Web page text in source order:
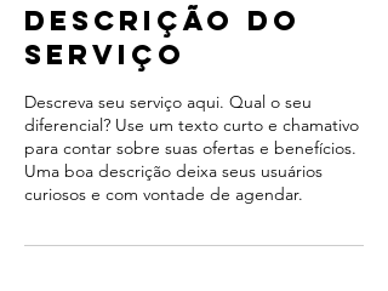
Descrição do
serviço
Descreva seu serviço aqui. Qual o seu
diferencial? Use um texto curto e chamativo
para contar sobre suas ofertas e benefícios.
Uma boa descrição deixa seus usuários
curiosos e com vontade de agendar.